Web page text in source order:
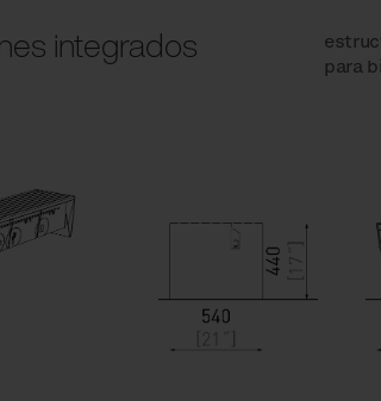
integrados
para